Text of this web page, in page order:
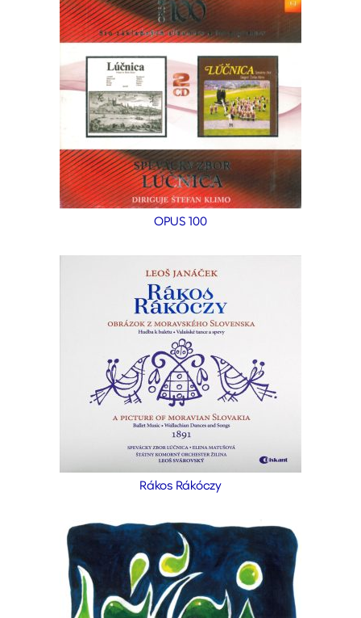
OPUS 100
Rákos Rákóczy